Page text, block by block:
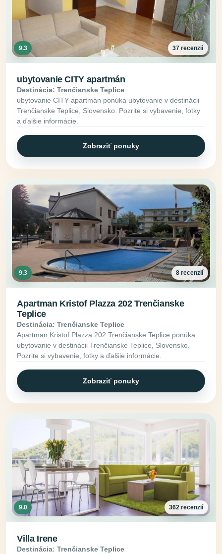
9.3 37 recenzií
ubytovanie CITY apartmán
Destinácia: Trenčianske Teplice
ubytovanie CITY apartmán ponúka ubytovanie v destinácii
Trenčianske Teplice, Slovensko. Pozrite si vybavenie, fotky
a ďalšie informácie.
Zobraziť ponuky
9.3 8 recenzií
Apartman Kristof Plazza 202 Trenčianske
Teplice
Destinácia: Trenčianske Teplice
Apartman Kristof Plazza 202 Trenčianske Teplice ponúka
ubytovanie v destinácii Trenčianske Teplice, Slovensko.
Pozrite si vybavenie, fotky a ďalšie informácie.
Zobraziť ponuky
9.0 362 recenzií
Villa Irene
Destinácia: Trenčianske Teplice